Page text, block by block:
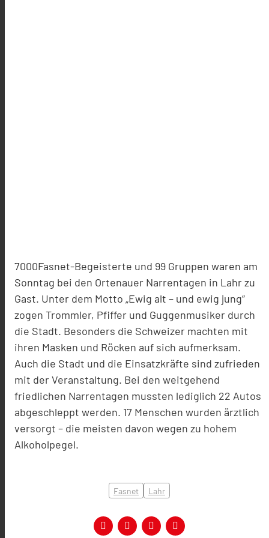
7000Fasnet-Begeisterte und 99 Gruppen waren am
Sonntag bei den Ortenauer Narrentagen in Lahr zu
Gast. Unter dem Motto „Ewig alt – und ewig jung“
zogen Trommler, Pfiffer und Guggenmusiker durch
die Stadt. Besonders die Schweizer machten mit
ihren Masken und Röcken auf sich aufmerksam.
Auch die Stadt und die Einsatzkräfte sind zufrieden
mit der Veranstaltung. Bei den weitgehend
friedlichen Narrentagen mussten lediglich 22 Autos
abgeschleppt werden. 17 Menschen wurden ärztlich
versorgt – die meisten davon wegen zu hohem
Alkoholpegel.
Fasnet Lahr